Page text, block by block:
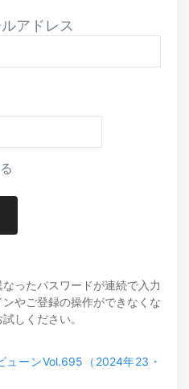
アドレス
ったパスワードが連続で入力
やご登録の操作ができなくな
しください。
ューンVol.695（2024年23・